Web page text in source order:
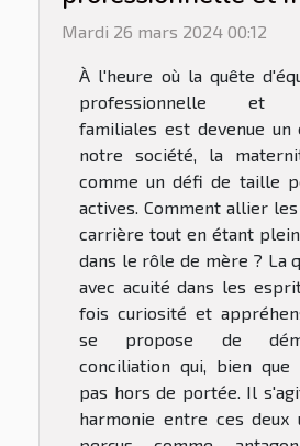
Mardi 26 mars 2024 00:12
À l'heure où la quête
professionnelle et
familiales est devenue un
notre société, la
comme un défi de taille
actives. Comment allier
carrière tout en étant
dans le rôle de mère ? La
avec acuité dans les
fois curiosité et
se propose de
conciliation qui, bien que
pas hors de portée. Il
harmonie entre ces deux